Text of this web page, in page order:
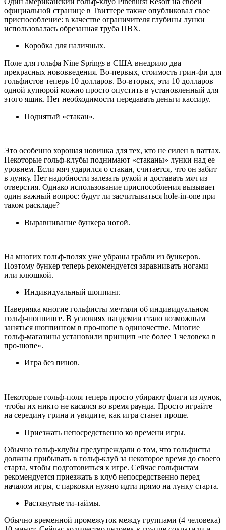
официальной странице в Твиттере также опубликовал свое
приспособление: в качестве ограничителя глубины лунки
использовалась обрезанная труба ПВХ.
Коробка для наличных.
Поле для гольфа Nine Springs в США внедрило два
прекрасных нововведения. Во-первых, стоимость грин-фи для
гольфистов теперь 10 долларов. Во-вторых, эти 10 долларов
одной купюрой можно просто опустить в установленный для
этого ящик. Нет необходимости передавать деньги кассиру.
Поднятый «стакан».
Это особенно хорошая новинка для тех, кто не силен в паттах.
Некоторые гольф-клубы поднимают «стаканы» лунки над ее
уровнем. Если мяч ударился о стакан, считается, что он забит
в лунку. Нет надобности залезать рукой и доставать мяч из
отверстия. Однако использование приспособления вызывает
один важный вопрос: будут ли засчитываться hole-in-one при
таком раскладе?
Выравнивание бункера ногой.
На многих гольф-полях уже убраны грабли из бункеров.
Поэтому бункер теперь рекомендуется заравнивать ногами
или клюшкой.
Индивидуальный шоппинг.
Наверняка многие гольфисты мечтали об индивидуальном
гольф-шоппинге. В условиях пандемии стало возможным
заняться шоппингом в про-шопе в одиночестве. Многие
гольф-магазины установили принцип «не более 1 человека в
про-шопе».
Игра без пинов.
Некоторые гольф-поля теперь просто убирают флаги из лунок,
чтобы их никто не касался во время раунда. Просто играйте
на середину грина и увидите, как игра станет проще.
Приезжать непосредственно ко времени игры.
Обычно гольф-клубы предупреждали о том, что гольфисты
должны прибывать в гольф-клуб за некоторое время до своего
старта, чтобы подготовиться к игре. Сейчас гольфистам
рекомендуется приезжать в клуб непосредственно перед
началом игры, с парковки нужно идти прямо на лунку старта.
Растянутые ти-таймы.
Обычно временной промежуток между группами (4 человека)